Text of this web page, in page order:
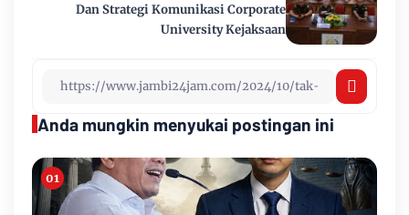
Dan Strategi Komunikasi Corporate
University Kejaksaan
Anda mungkin menyukai postingan ini